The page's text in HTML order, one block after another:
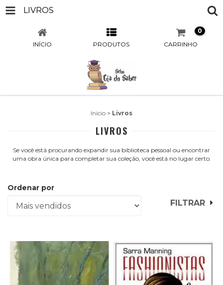
LIVROS
INÍCIO PRODUTOS CARRINHO
0
Início > Livros
LIVROS
Se você está procurando expandir sua biblioteca pessoal ou encontrar
uma obra única para completar sua coleção, você está no lugar certo.
Ordenar por
FILTRAR